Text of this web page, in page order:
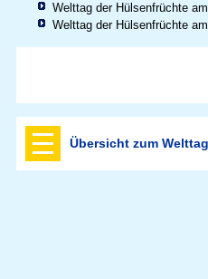
Welttag der Hülsenfrüchte
Welttag der Hülsenfrüchte
Übersicht zum